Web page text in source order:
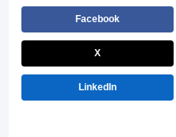
Facebook
X
LinkedIn